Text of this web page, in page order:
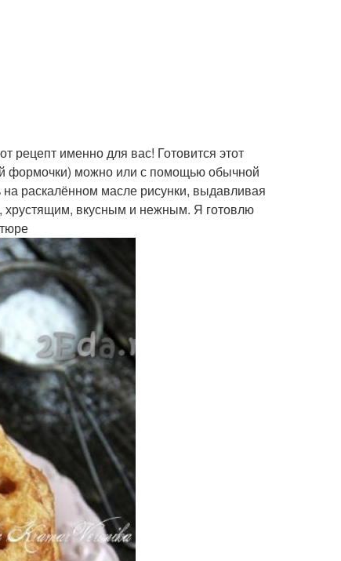
рецепт именно для вас! Готовится этот
формочки) можно или с помощью обычной
раскалённом масле рисунки, выдавливая
хрустящим, вкусным и нежным. Я готовлю